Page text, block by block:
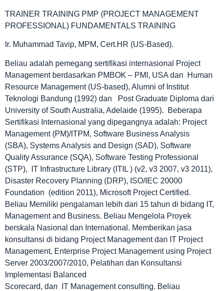
TRAINER TRAINING PMP (PROJECT MANAGEMENT
PROFESSIONAL) FUNDAMENTALS TRAINING
Ir. Muhammad Tavip, MPM, Cert.HR (US-Based).
Beliau adalah pemegang sertifikasi internasional Project
Management berdasarkan PMBOK – PMI, USA dan Human
Resource Management (US-based), Alumni of Institut
Teknologi Bandung (1992) dan Post Graduate Diploma dari
University of South Australia, Adelaide (1995). Beberapa
Sertifikasi Internasional yang dipegangnya adalah: Project
Management (PM)/ITPM, Software Business Analysis
(SBA), Systems Analysis and Design (SAD), Software
Quality Assurance (SQA), Software Testing Professional
(STP), IT Infrastructure Library (ITIL ) (v2, v3 2007, v3 2011),
Disaster Recovery Planning (DRP), ISO/IEC 20000
Foundation (edition 2011), Microsoft Project Certified.
Beliau Memiliki pengalaman lebih dari 15 tahun di bidang IT,
Management and Business. Beliau Mengelola Proyek
berskala Nasional dan International. Memberikan jasa
konsultansi di bidang Project Management dan IT Project
Management, Enterprise Project Management using Project
Server 2003/2007/2010, Pelatihan dan Konsultansi
Implementasi Balanced
Scorecard, dan IT Management consulting. Beliau